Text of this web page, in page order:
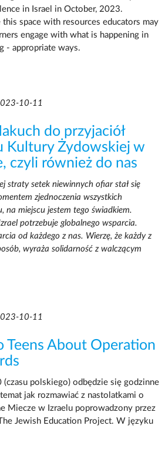
in Israel in October, 2023.
space with resources educators may
engage with what is happening in
- appropriate ways.
10-11
do przyjaciół
Kultury Żydowskiej w
czyli również do nas
straty setek niewinnych ofiar stał się
zjednoczenia wszystkich
na miejscu jestem tego świadkiem.
potrzebuje globalnego wsparcia.
od każdego z nas. Wierzę, że każdy z
wyraża solidarność z walczącym
10-11
Teens About Operation
polskiego) odbędzie się godzinne
jak rozmawiać z nastolatkami o
Miecze w Izraelu poprowadzony przez
Jewish Education Project. W języku